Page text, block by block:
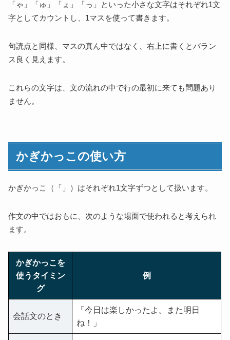
「ゃ」「ゅ」「ょ」「っ」といった小さな文字はそれぞれ1文
字としてカウントし、1マスを使って書きます。
句読点と同様、マスの真ん中ではなく、右上に書くとバラン
ス良く見えます。
これらの文字は、文の流れの中で行の最初に来ても問題あり
ません。
かぎかっこの使い方
かぎかっこ（「」）はそれぞれ1文字ずつとして扱います。
作文の中ではおもに、次のような場面で使われると考えられ
ます。
かぎかっこを
使うタイミン
グ
例
会話文のとき
「今日は楽しかったよ。また明日
ね！」